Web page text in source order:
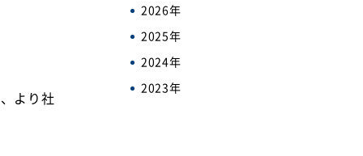
より社
2026年
2025年
2024年
2023年